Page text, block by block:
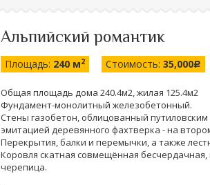
Альпийский романтик
Площадь: 240 м2 Стоимость: 35,000c
Общая площадь дома 240.4м2, жилая 125.4м2
Фундамент-монолитный железобетонный.
Стены газобетон, облицованный
эмитацией деревянного фахтверка - на
Перекрытия, балки и перемычки, а также
Коровля скатная совмещённая
черепица.